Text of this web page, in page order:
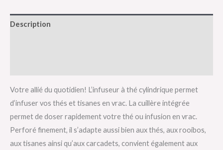
Description
Votre allié du quotidien! L’infuseur à thé cylindrique permet
d’infuser vos thés et tisanes en vrac. La cuillère intégrée
permet de doser rapidement votre thé ou infusion en vrac.
Perforé finement, il s’adapte aussi bien aux thés, aux rooibos,
aux tisanes ainsi qu’aux carcadets, convient également aux